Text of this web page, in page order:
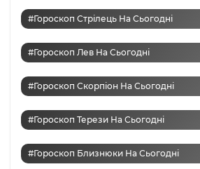
#Гороскоп Стрілець На Сьогодні
#Гороскоп Лев На Сьогодні
#Гороскоп Скорпіон На Сьогодні
#Гороскоп Терези На Сьогодні
#Гороскоп Близнюки На Сьогодні